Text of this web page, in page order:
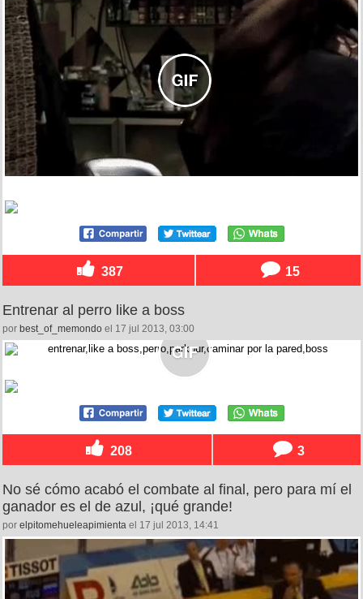
387 15
Entrenar al perro like a boss
por best_of_memondo el 17 jul 2013, 03:00
208 3
No sé cómo acabó el combate al final, pero para mí el
ganador es el de azul, ¡qué grande!
por elpitomehueleapimienta el 17 jul 2013, 14:41